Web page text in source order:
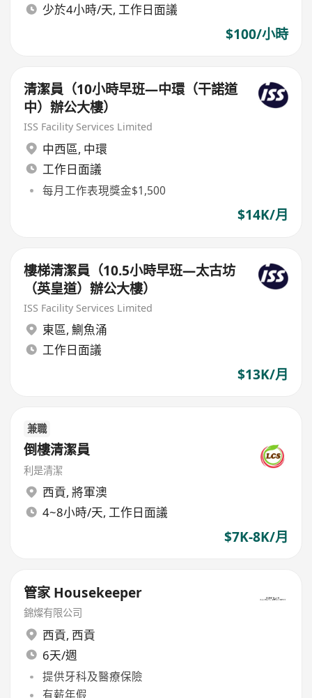
少於4小時/天, 工作日面議
$100/小時
清潔員（10小時早班—中環（干諾道
中）辦公大樓）
ISS Facility Services Limited
中西區, 中環
工作日面議
每月工作表現獎金$1,500
$14K/月
樓梯清潔員（10.5小時早班—太古坊
（英皇道）辦公大樓）
ISS Facility Services Limited
東區, 鰂魚涌
工作日面議
$13K/月
兼職
倒樓清潔員
利是清潔
西貢, 將軍澳
4~8小時/天, 工作日面議
$7K-8K/月
管家 Housekeeper
錦燦有限公司
西貢, 西貢
6天/週
提供牙科及醫療保險
有薪年假